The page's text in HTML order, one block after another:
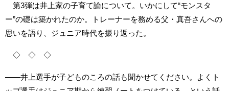
第3弾は井上家の子育て論について。いかにして“モンスタ
ー”の礎は築かれたのか。トレーナーを務める父・真吾さんへの
思いを語り、ジュニア時代を振り返った。
◇ ◇ ◇
――井上選手が子どものころの話も聞かせてください。よくト